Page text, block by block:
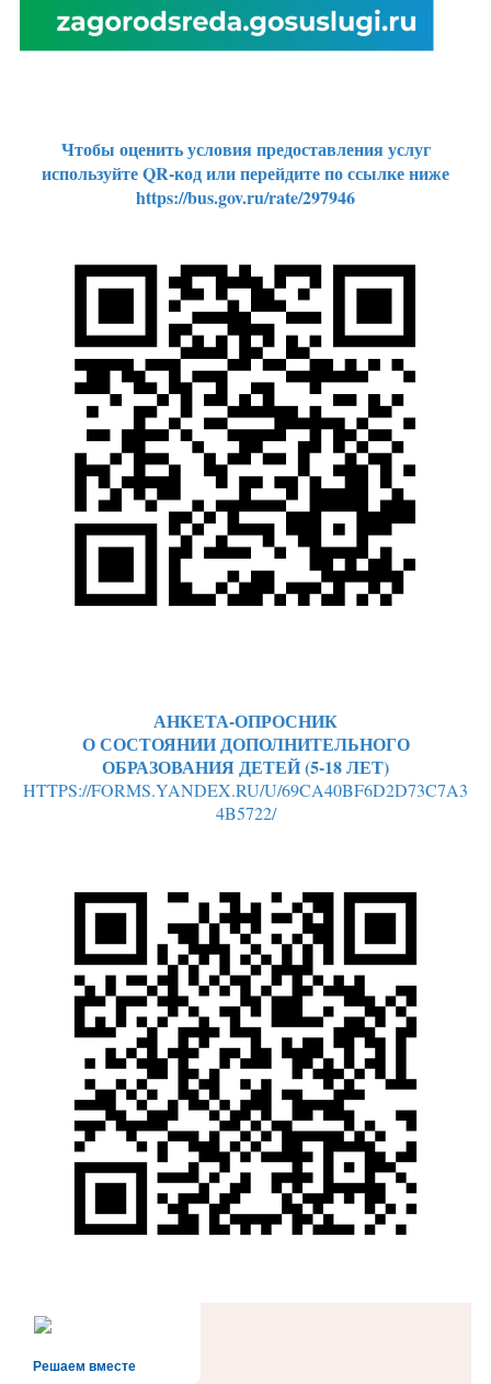
Чтобы оценить условия предоставления услуг
используйте QR-код или перейдите по ссылке ниже
https://bus.gov.ru/rate/297946
АНКЕТА-ОПРОСНИК
О СОСТОЯНИИ ДОПОЛНИТЕЛЬНОГО
ОБРАЗОВАНИЯ ДЕТЕЙ (5-18 ЛЕТ)
HTTPS://FORMS.YANDEX.RU/U/69CA40BF6D2D73C7A3
4B5722/
Решаем вместе